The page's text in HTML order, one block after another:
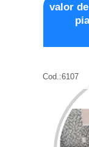
valor
Cod.:6107